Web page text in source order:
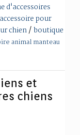
d'accessoires
pour
chien/boutique
animal manteau
et
chiens